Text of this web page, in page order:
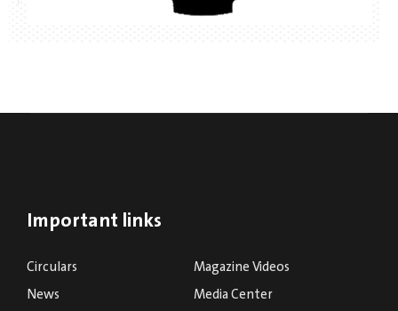
Important links
Circulars
Magazine Videos
News
Media Center